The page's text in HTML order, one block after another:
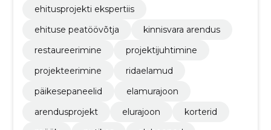
ehitusprojekti ekspertiis
ehituse peatöövõtja
kinnisvara arendus
restaureerimine
projektijuhtimine
projekteerimine
ridaelamud
päikesepaneelid
elamurajoon
arendusprojekt
elurajoon
korterid